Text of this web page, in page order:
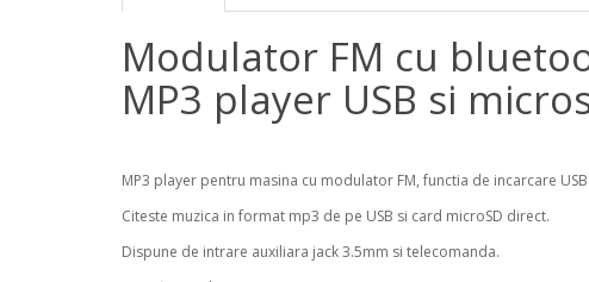
Modulator FM cu
MP3 player USB si
MP3 player pentru masina cu modulator FM, functia de incarcare
Citeste muzica in format mp3 de pe USB si card microSD direct.
Dispune de intrare auxiliara jack 3.5mm si telecomanda.